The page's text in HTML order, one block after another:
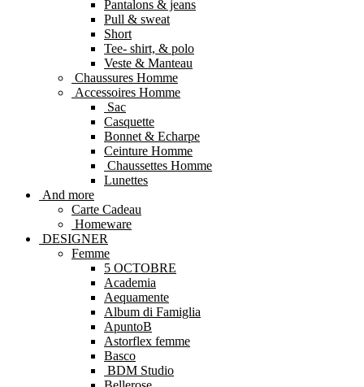
Pantalons & jeans
Pull & sweat
Short
Tee- shirt, & polo
Veste & Manteau
Chaussures Homme
Accessoires Homme
Sac
Casquette
Bonnet & Echarpe
Ceinture Homme
Chaussettes Homme
Lunettes
And more
Carte Cadeau
Homeware
DESIGNER
Femme
5 OCTOBRE
Academia
Aequamente
Album di Famiglia
ApuntoB
Astorflex femme
Basco
BDM Studio